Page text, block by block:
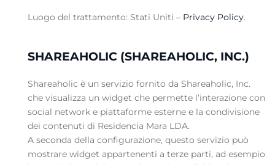
Luogo del trattamento: Stati Uniti – Privacy Policy.
SHAREAHOLIC (SHAREAHOLIC, INC.)
Shareaholic è un servizio fornito da Shareaholic, Inc.
che visualizza un widget che permette l’interazione con
social network e piattaforme esterne e la condivisione
dei contenuti di Residencia Mara LDA.
A seconda della configurazione, questo servizio può
mostrare widget appartenenti a terze parti, ad esempio